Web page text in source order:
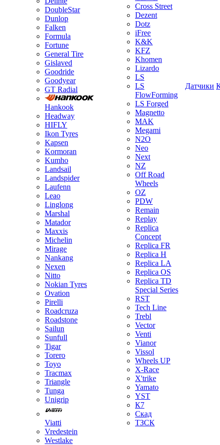
DoubleStar
Dunlop
Falken
Formula
Fortune
General Tire
Gislaved
Goodride
Goodyear
GT Radial
Hankook
Headway
HIFLY
Ikon Tyres
Kapsen
Kormoran
Kumho
Landsail
Landspider
Laufenn
Leao
Linglong
Marshal
Matador
Maxxis
Michelin
Mirage
Nankang
Nexen
Nitto
Nokian Tyres
Ovation
Pirelli
Roadcruza
Roadstone
Sailun
Sunfull
Tigar
Torero
Toyo
Tracmax
Triangle
Tunga
Unigrip
Viatti
Vredestein
Westlake
Cross Street
Dezent
Dotz
iFree
K&K
KFZ
Khomen
Lizardo
LS
LS
FlowForming
LS Forged
Magnetto
MAK
Megami
N2O
Neo
Next
NZ
Off Road
Wheels
OZ
PDW
Remain
Replay
Replica
Concept
Replica FR
Replica H
Replica LA
Replica OS
Replica TD
Special Series
RST
Tech Line
Trebl
Vector
Venti
Vianor
Vissol
Wheels UP
X-Race
X'trike
Yamato
YST
К7
Скад
ТЗСК
Датчики